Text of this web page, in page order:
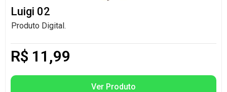
Luigi 02
Produto Digital.
R$ 11,99
Ver Produto